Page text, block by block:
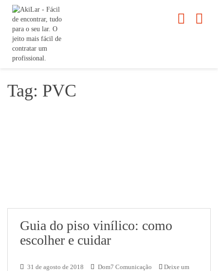
Tag: PVC
Guia do piso vinílico: como
escolher e cuidar
31 de agosto de 2018 Dom7 Comunicação
Deixe um